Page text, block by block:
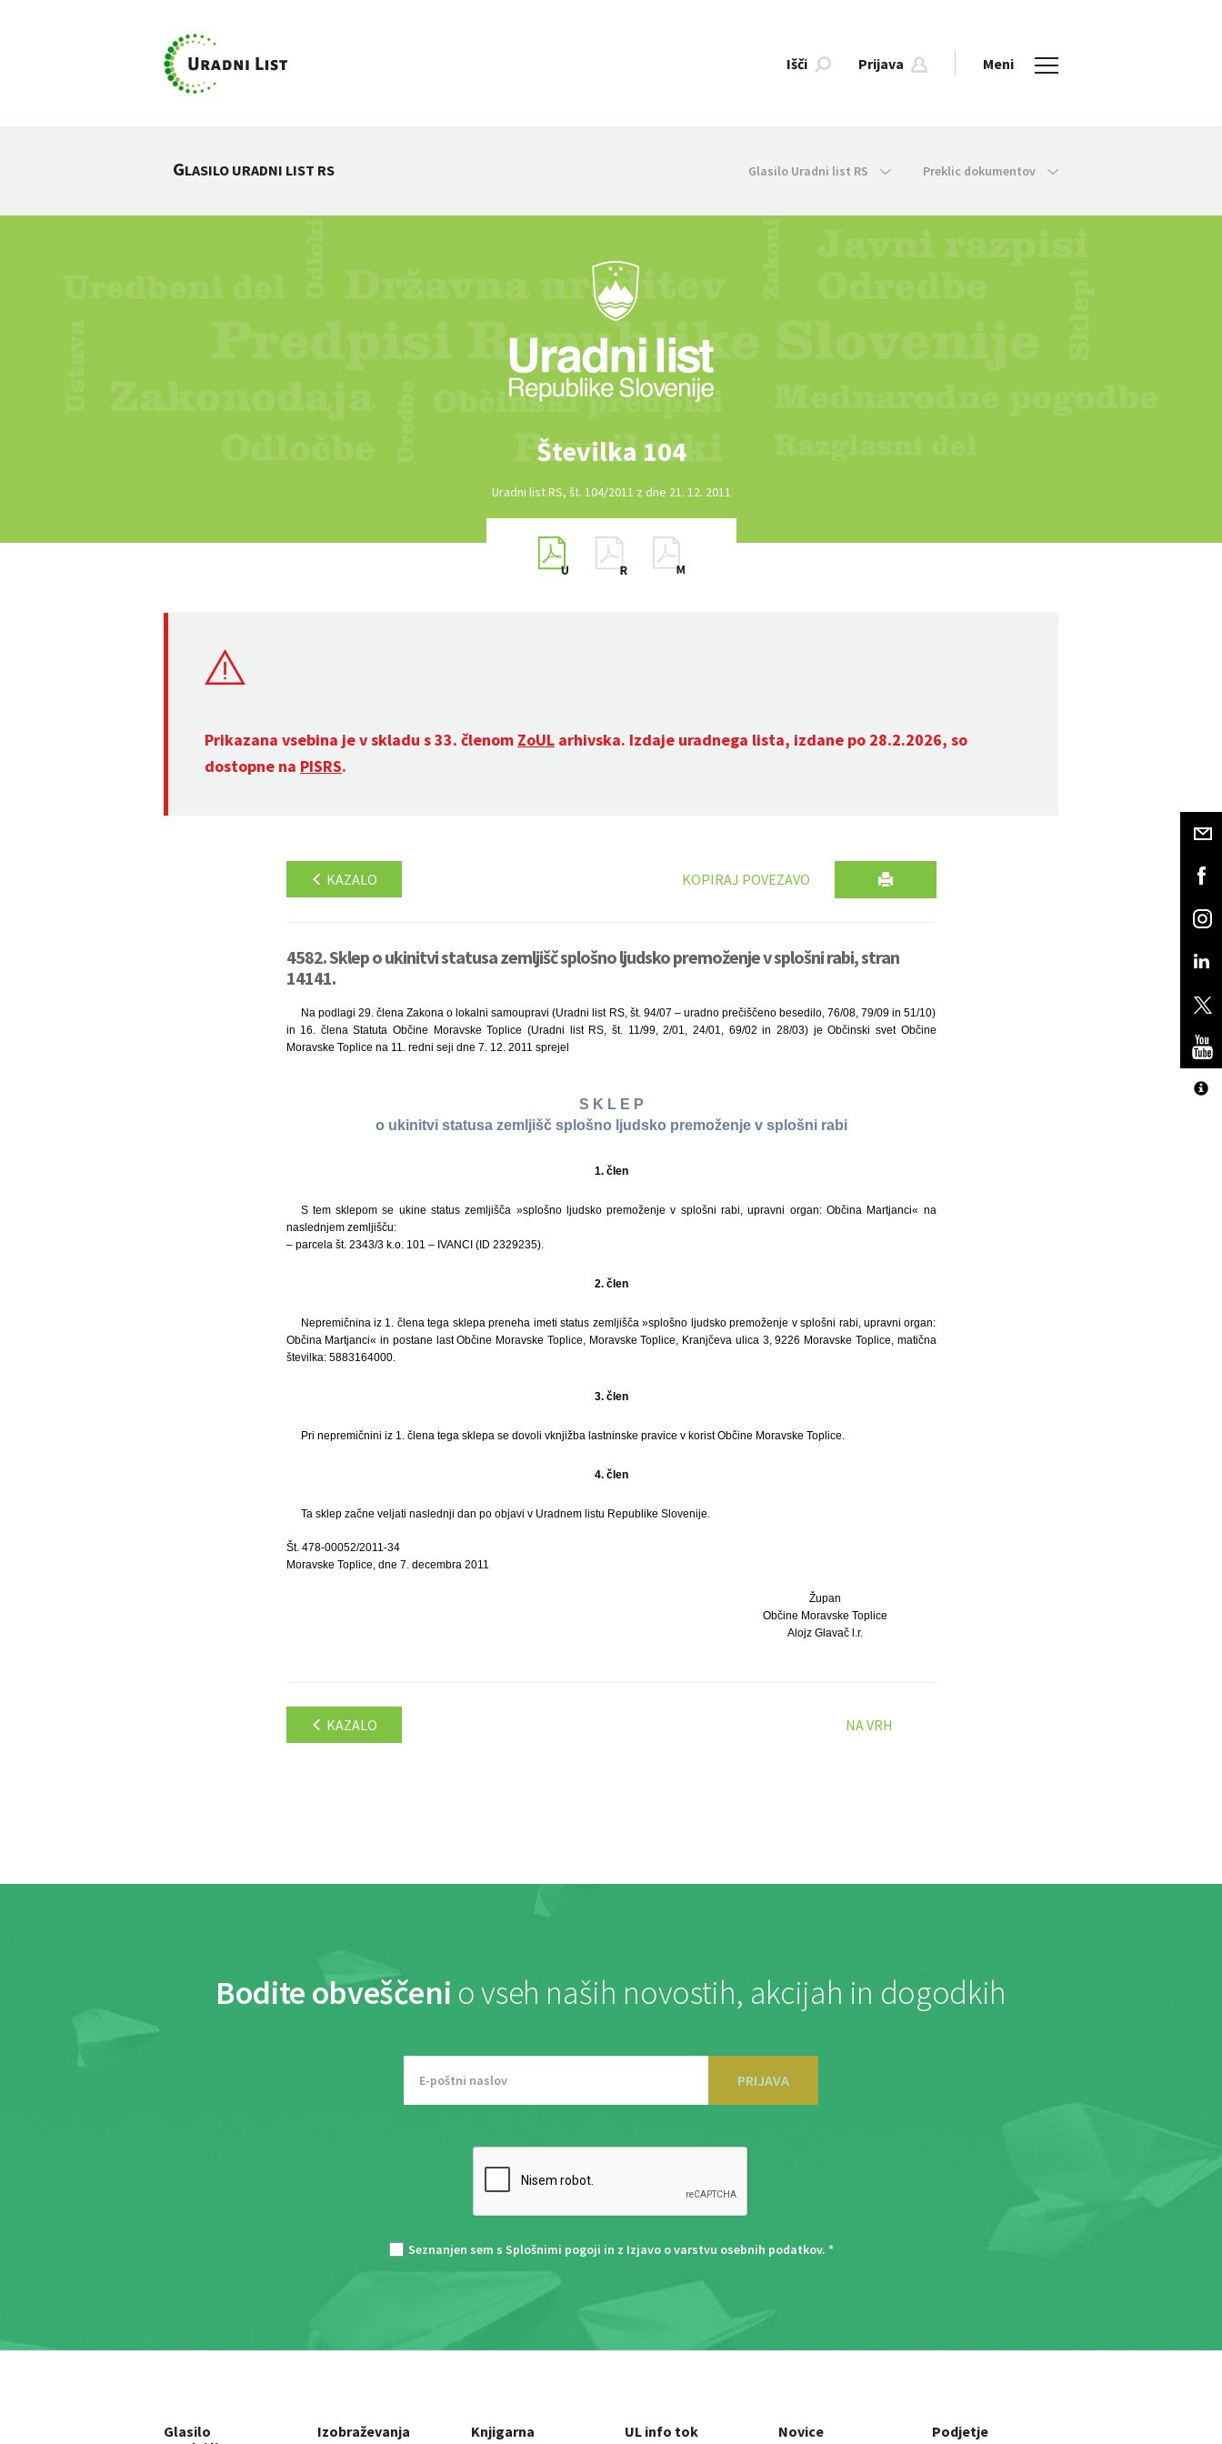
Išči Prijava Meni
GLASILO URADNI LIST RS Glasilo Uradni list RS Preklic dokumentov
Številka 104
Uradni list RS, št. 104/2011 z dne 21. 12. 2011
Prikazana vsebina je v skladu s 33. členom ZoUL arhivska. Izdaje uradnega lista, izdane po 28.2.2026, so
dostopne na PISRS.
KAZALO KOPIRAJ POVEZAVO
4582. Sklep o ukinitvi statusa zemljišč splošno ljudsko premoženje v splošni rabi, stran
14141.
Na podlagi 29. člena Zakona o lokalni samoupravi (Uradni list RS, št. 94/07 – uradno prečiščeno besedilo, 76/08, 79/09 in 51/10)
in 16. člena Statuta Občine Moravske Toplice (Uradni list RS, št. 11/99, 2/01, 24/01, 69/02 in 28/03) je Občinski svet Občine
Moravske Toplice na 11. redni seji dne 7. 12. 2011 sprejel
S K L E P
o ukinitvi statusa zemljišč splošno ljudsko premoženje v splošni rabi
1. člen
S tem sklepom se ukine status zemljišča »splošno ljudsko premoženje v splošni rabi, upravni organ: Občina Martjanci« na
naslednjem zemljišču:
– parcela št. 2343/3 k.o. 101 – IVANCI (ID 2329235).
2. člen
Nepremičnina iz 1. člena tega sklepa preneha imeti status zemljišča »splošno ljudsko premoženje v splošni rabi, upravni organ:
Občina Martjanci« in postane last Občine Moravske Toplice, Moravske Toplice, Kranjčeva ulica 3, 9226 Moravske Toplice, matična
številka: 5883164000.
3. člen
Pri nepremičnini iz 1. člena tega sklepa se dovoli vknjižba lastninske pravice v korist Občine Moravske Toplice.
4. člen
Ta sklep začne veljati naslednji dan po objavi v Uradnem listu Republike Slovenije.
Št. 478-00052/2011-34
Moravske Toplice, dne 7. decembra 2011
Župan
Občine Moravske Toplice
Alojz Glavač l.r.
KAZALO NA VRH
Bodite obveščeni o vseh naših novostih, akcijah in dogodkih
PRIJAVA
Seznanjen sem s Splošnimi pogoji in z Izjavo o varstvu osebnih podatkov. *
Glasilo
Izobraževanja Knjigarna UL info tok Novice Podjetje